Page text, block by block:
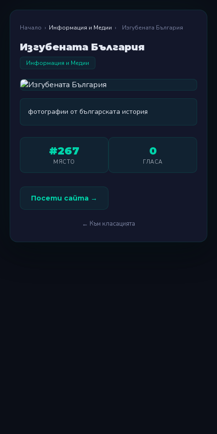
Начало › Информация и Медии › Изгубената България
Изгубената България
Информация и Медии
фотографии от българската история
#267
МЯСТО
0
ГЛАСА
Посети сайта →
← Към класацията